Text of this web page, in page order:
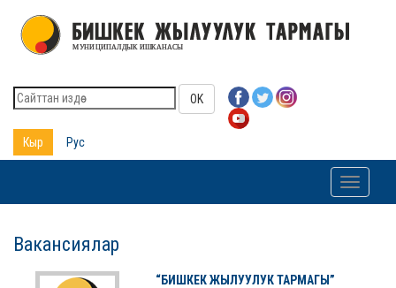
OK
Кыр Рус
Toggle
Вакансиялар
“БИШКЕК ЖЫЛУУЛУК ТАРМАГЫ”